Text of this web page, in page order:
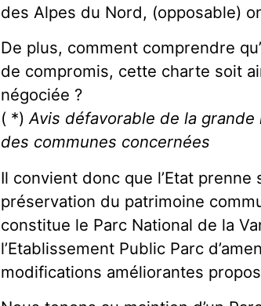
des Alpes du Nord, (opposable)
De plus, comment comprendre
de compromis, cette charte soit
négociée ?
( *)Avis défavorable de la
des communes concernées
Il convient donc que l’Etat
préservation du patrimoine
constitue le Parc National de la
l’Etablissement Public Parc
modifications améliorantes